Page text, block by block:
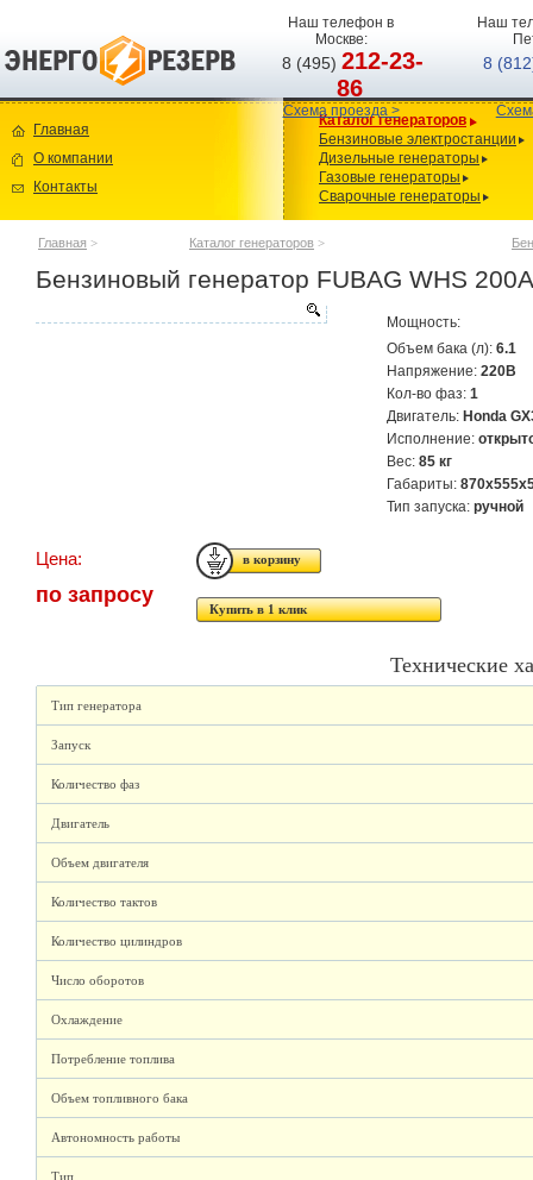
Наш телефон в
Москве:
8 (495)212-23-
86
Схема проезда >
Наш
8
Главная
О компании
Контакты
Каталог генераторов
Бензиновые электростанции
Дизельные генераторы
Газовые генераторы
Сварочные генераторы
Главная > Каталог генераторов >
Бензиновый генератор FUBAG WHS
Мощность:
Объем бака (л): 6.1
Напряжение: 220В
Кол-во фаз: 1
Двигатель: Honda
Исполнение:
Вес: 85 кг
Габариты:
Тип запуска: ручной
Цена:
по запросу
Купить в 1 клик
Технические
Тип генератора
Запуск
Количество фаз
Двигатель
Объем двигателя
Количество тактов
Количество цилиндров
Число оборотов
Охлаждение
Потребление топлива
Объем топливного бака
Автономность работы
Тип